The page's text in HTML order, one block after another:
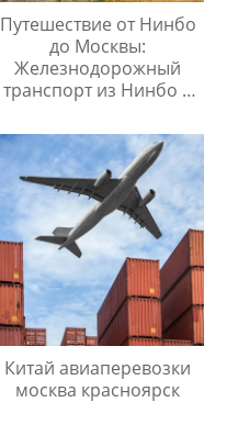
Путешествие от Нинбо
до Москвы:
Железнодорожный
транспорт из Нинбо в
Китай авиаперевозки
москва красноярск